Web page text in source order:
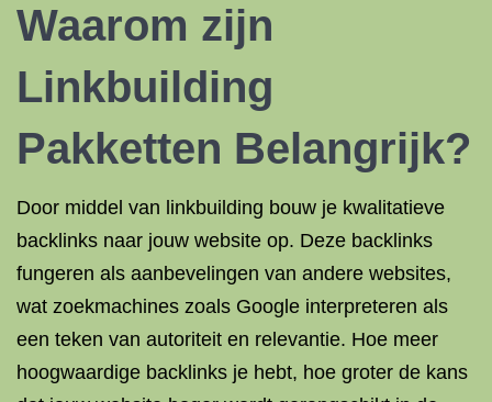
Waarom zijn
Linkbuilding
Pakketten Belangrijk?
Door middel van linkbuilding bouw je kwalitatieve
backlinks naar jouw website op. Deze backlinks
fungeren als aanbevelingen van andere websites,
wat zoekmachines zoals Google interpreteren als
een teken van autoriteit en relevantie. Hoe meer
hoogwaardige backlinks je hebt, hoe groter de kans